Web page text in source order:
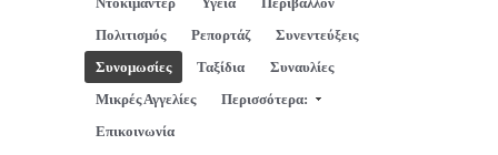
Πολιτισμός
Ρεπορτάζ
Συνεντεύξεις
Συνομωσίες
Ταξίδια
Συναυλίες
Μικρές Αγγελίες
Περισσότερα:
Επικοινωνία